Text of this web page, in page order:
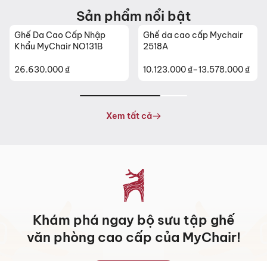
Sản phẩm nổi bật
Ghế Da Cao Cấp Nhập
Khẩu MyChair NO131B
26.630.000₫
Ghế da cao cấp Mychair
2518A
10.123.000₫–13.578.000₫
Khoảng
10.123.000 ₫
Xem tất cả
Khám phá ngay bộ sưu tập ghế
văn phòng cao cấp của MyChair!